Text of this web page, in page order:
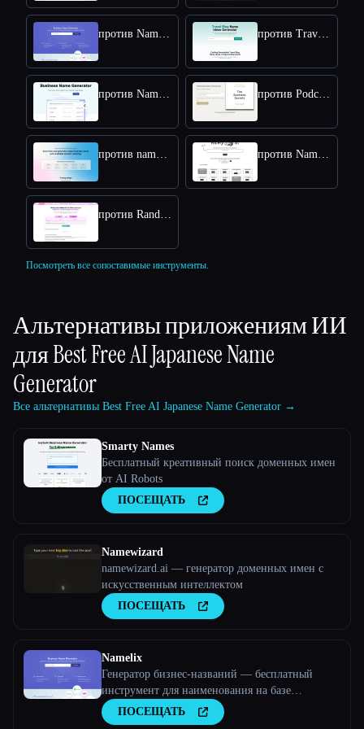
против Namelix против Travel Blog Name Ideas Generator
против NameSnack против Podcast Name Generator by Podcast Rocket
против namefinder AI против Namy AI
против RandomX AI
Посмотреть все сопоставимые инструменты.
Альтернативы приложениям ИИ
дляBest Free AI Japanese Name
Generator
Все альтернативы Best Free AI Japanese Name Generator →
Smarty Names
Бесплатный креативный поиск доменных имен
от AI Robots
ПОСЕЩАТЬ
Namewizard
namewizard.ai — генератор доменных имен с
искусственным интеллектом
ПОСЕЩАТЬ
Namelix
Генератор бизнес-названий — бесплатный
инструмент для наименования на базе
искусственного интеллекта — Namelix
ПОСЕЩАТЬ